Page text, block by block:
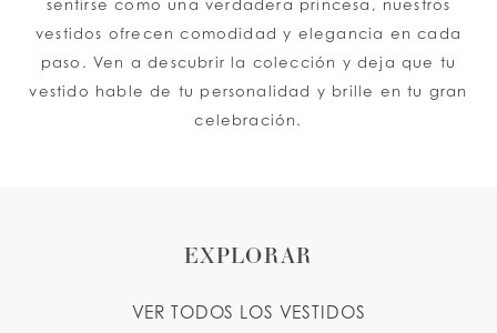
sentirse como una verdadera princesa, nuestros
vestidos ofrecen comodidad y elegancia en cada
paso. Ven a descubrir la colección y deja que tu
vestido hable de tu personalidad y brille en tu gran
celebración.
EXPLORAR
VER TODOS LOS VESTIDOS